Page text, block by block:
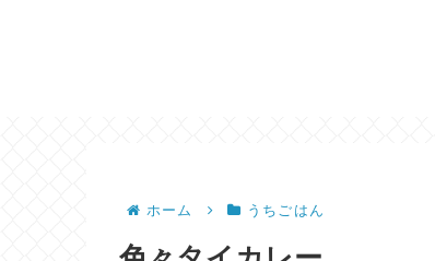
ホーム うちごはん